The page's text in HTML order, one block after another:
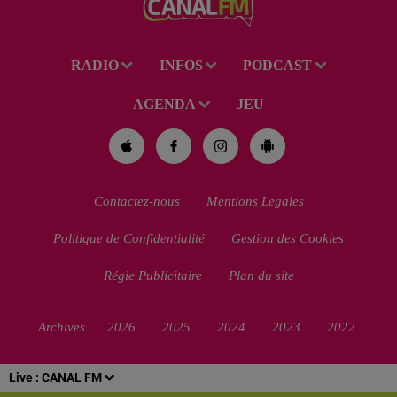
Live : CANAL FM
RADIO INFOS PODCAST
AGENDA JEU
Contactez-nous Mentions Legales
Politique de Confidentialité Gestion des Cookies
Régie Publicitaire Plan du site
Archives 2026 2025 2024 2023 2022